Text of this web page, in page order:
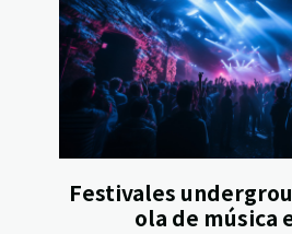
Festivales
ola de música